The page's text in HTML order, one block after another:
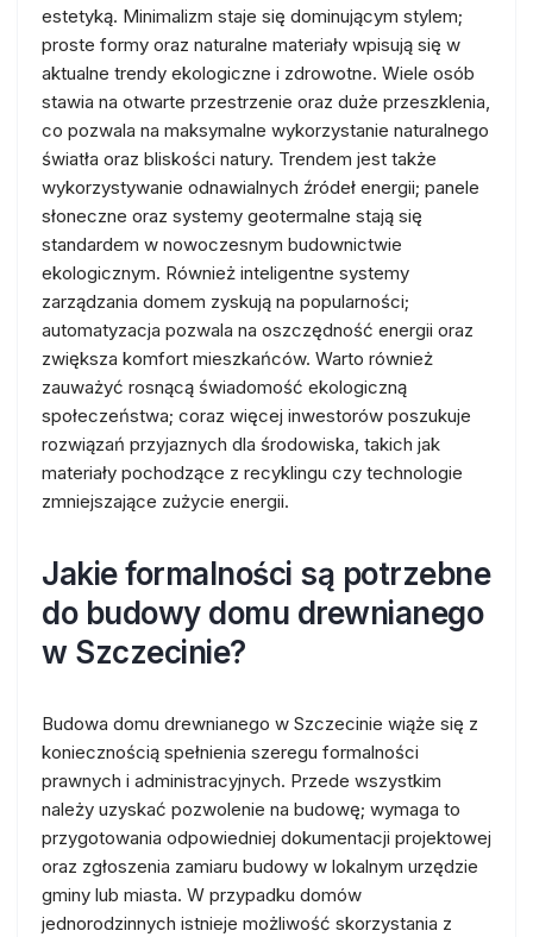
estetyką. Minimalizm staje się dominującym stylem;
proste formy oraz naturalne materiały wpisują się w
aktualne trendy ekologiczne i zdrowotne. Wiele osób
stawia na otwarte przestrzenie oraz duże przeszklenia,
co pozwala na maksymalne wykorzystanie naturalnego
światła oraz bliskości natury. Trendem jest także
wykorzystywanie odnawialnych źródeł energii; panele
słoneczne oraz systemy geotermalne stają się
standardem w nowoczesnym budownictwie
ekologicznym. Również inteligentne systemy
zarządzania domem zyskują na popularności;
automatyzacja pozwala na oszczędność energii oraz
zwiększa komfort mieszkańców. Warto również
zauważyć rosnącą świadomość ekologiczną
społeczeństwa; coraz więcej inwestorów poszukuje
rozwiązań przyjaznych dla środowiska, takich jak
materiały pochodzące z recyklingu czy technologie
zmniejszające zużycie energii.
Jakie formalności są potrzebne
do budowy domu drewnianego
w Szczecinie?
Budowa domu drewnianego w Szczecinie wiąże się z
koniecznością spełnienia szeregu formalności
prawnych i administracyjnych. Przede wszystkim
należy uzyskać pozwolenie na budowę; wymaga to
przygotowania odpowiedniej dokumentacji projektowej
oraz zgłoszenia zamiaru budowy w lokalnym urzędzie
gminy lub miasta. W przypadku domów
jednorodzinnych istnieje możliwość skorzystania z